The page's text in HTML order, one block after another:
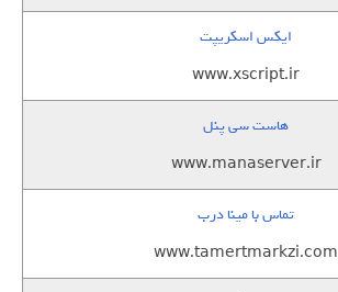
ایکس اسکریپت
www.xscript.ir
هاست سی پنل
www.manaserver.ir
تماس با مینا درب
www.tamertmarkzi.com